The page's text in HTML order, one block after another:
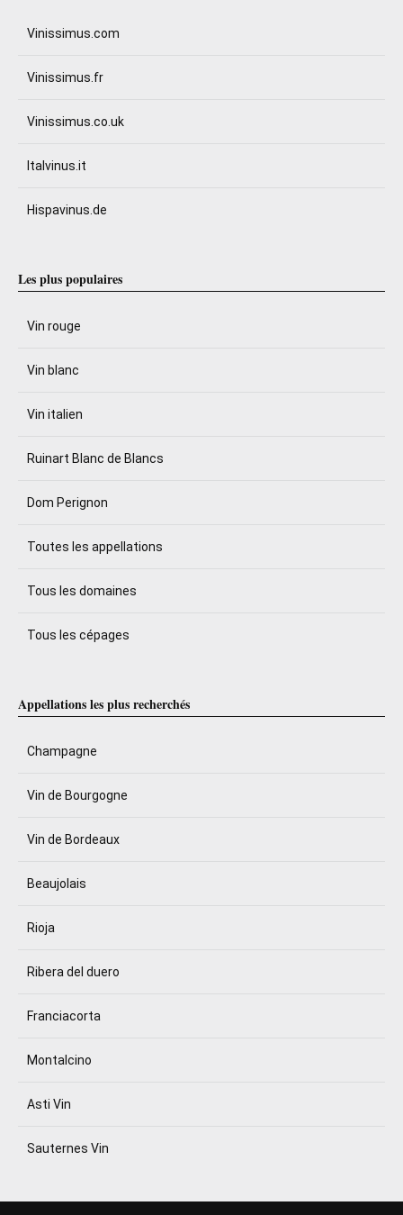
Vinissimus.com
Vinissimus.fr
Vinissimus.co.uk
Italvinus.it
Hispavinus.de
Les plus populaires
Vin rouge
Vin blanc
Vin italien
Ruinart Blanc de Blancs
Dom Perignon
Toutes les appellations
Tous les domaines
Tous les cépages
Appellations les plus recherchés
Champagne
Vin de Bourgogne
Vin de Bordeaux
Beaujolais
Rioja
Ribera del duero
Franciacorta
Montalcino
Asti Vin
Sauternes Vin